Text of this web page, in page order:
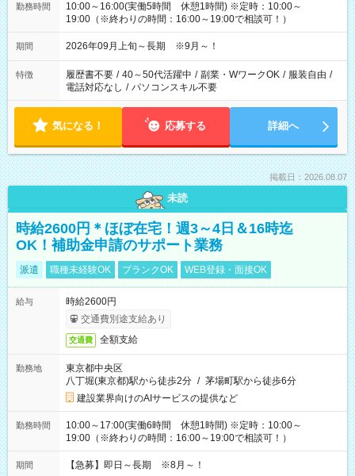
勤務時間
10:00～16:00(実働5時間 休憩1時間) ※定時：10:00～
19:00（※終わりの時間：16:00～19:00で相談可！）
期間 2026年09月上旬～長期 ※9月～！
特徴 履歴書不要 / 40～50代活躍中 / 副業・WワークOK / 服装自由 /
電話対応なし / パソコンスキル不要
気になる！ 応募する 詳細へ
掲載日：2026.08.07
未読
時給2600円＊ほぼ在宅！週3～4日＆16時迄
OK！補助金申請のサポート業務
派遣 職種未経験OK ブランクOK WEB登録・面接OK
給与
時給2600円
交通費別途支給あり
交通費 全額支給
勤務地
東京都中央区
八丁堀(東京都)駅から徒歩2分 / 茅場町駅から徒歩6分
建設業界向けのAIサービスの提供など
勤務時間
10:00～17:00(実働6時間 休憩1時間) ※定時：10:00～
19:00（※終わりの時間：16:00～19:00で相談可！）
期間 【急募】即日～長期 ※8月～！